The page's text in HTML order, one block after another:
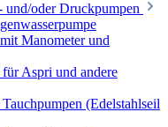
und/oder Druckpumpen
Manometer und
für Aspri und andere
(Edelstahlseil